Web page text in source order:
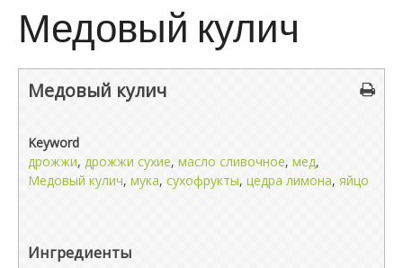
Медовый кулич
Медовый кулич
Keyword
дрожжи, дрожжи сухие, масло сливочное, мед,
Медовый кулич, мука, сухофрукты, цедра лимона, яйцо
Ингредиенты